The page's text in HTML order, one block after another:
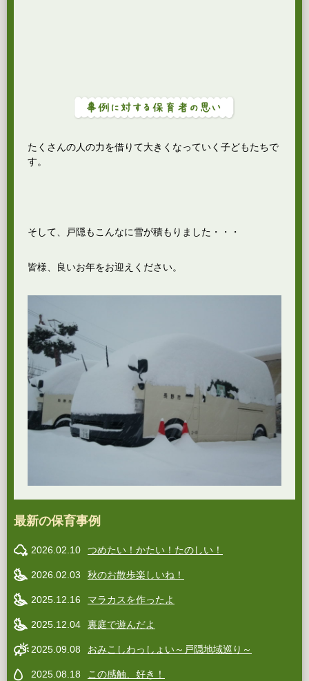
たくさんの人の力を借りて大きくなっていく子どもたちで
す。
そして、戸隠もこんなに雪が積もりました・・・
皆様、良いお年をお迎えください。
最新の保育事例
2026.02.10 つめたい！かたい！たのしい！
2026.02.03 秋のお散歩楽しいね！
2025.12.16 マラカスを作ったよ
2025.12.04 裏庭で遊んだよ
2025.09.08 おみこしわっしょい～戸隠地域巡り～
2025.08.18 この感触、好き！